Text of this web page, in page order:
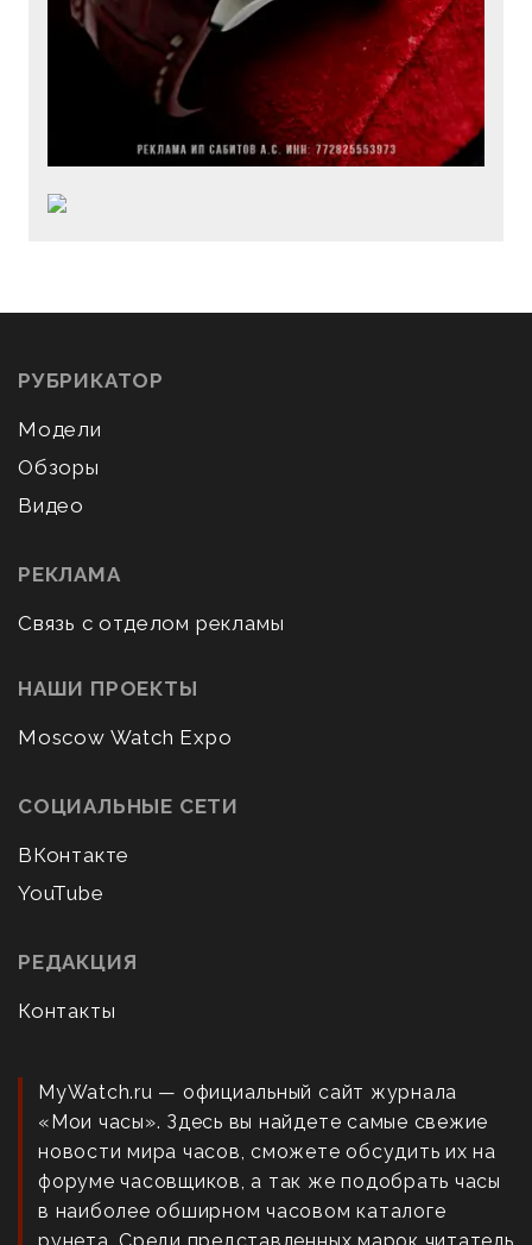
РУБРИКАТОР
Модели
Обзоры
Видео
РЕКЛАМА
Связь с отделом рекламы
НАШИ ПРОЕКТЫ
Moscow Watch Expo
СОЦИАЛЬНЫЕ СЕТИ
ВКонтакте
YouTube
РЕДАКЦИЯ
Контакты
MyWatch.ru — официальный сайт журнала
«Мои часы». Здесь вы найдете самые свежие
новости мира часов, сможете обсудить их на
форуме часовщиков, а так же подобрать часы
в наиболее обширном часовом каталоге